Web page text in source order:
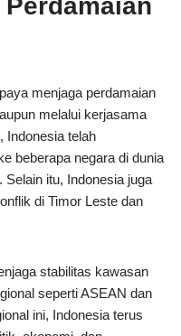
menjaga perdamaian
melalui kerjasama
Indonesia telah
beberapa negara di dunia
Selain itu, Indonesia juga
di Timor Leste dan
stabilitas kawasan
seperti ASEAN dan
ini, Indonesia terus